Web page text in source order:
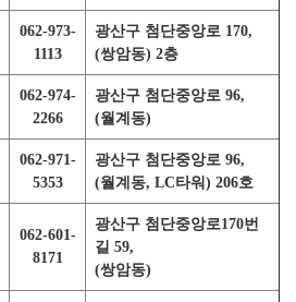
062-973-
1113
광산구 첨단중앙로 170,
(쌍암동) 2층
062-974-
2266
광산구 첨단중앙로 96,
(월계동)
062-971-
5353
광산구 첨단중앙로 96,
(월계동, LC타워) 206호
062-601-
8171
광산구 첨단중앙로170번
길 59,
(쌍암동)